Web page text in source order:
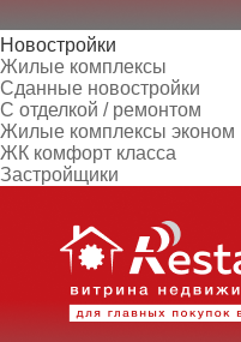
Новостройки
Жилые комплексы
Сданные новостройки
С отделкой / ремонтом
Жилые комплексы эконом
ЖК комфорт класса
Застройщики